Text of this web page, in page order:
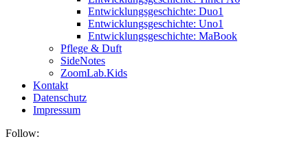
Entwicklungsgeschichte: Duo1
Entwicklungsgeschichte: Uno1
Entwicklungsgeschichte: MaBook
Pflege & Duft
SideNotes
ZoomLab.Kids
Kontakt
Datenschutz
Impressum
Follow: